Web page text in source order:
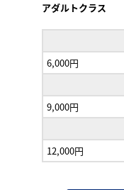
アダルトクラス
6,000円
9,000円
12,000円